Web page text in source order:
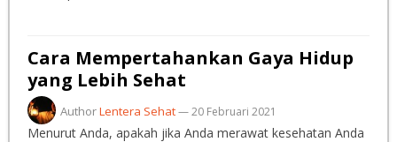
Cara Mempertahankan Gaya Hidup
yang Lebih Sehat
AuthorLentera Sehat—20 Februari 2021
Menurut Anda, apakah jika Anda merawat kesehatan Anda